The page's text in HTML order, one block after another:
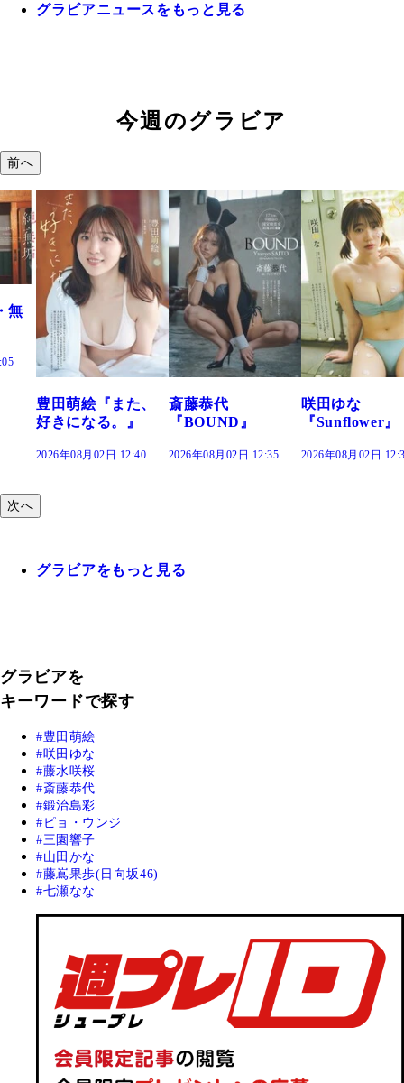
グラビアニュースをもっと見る
今週のグラビア
前へ
斎藤恭代
『BOUND』
2026年08月02日 12:35
咲田ゆな
『Sunflower』
2026年08月02日 12:30
藤水咲桜『花
だまり』
2026年08月02日
次へ
グラビアをもっと見る
グラビアを
キーワードで探す
豊田萌絵
咲田ゆな
藤水咲桜
斎藤恭代
鍛治島彩
ピョ・ウンジ
三園響子
山田かな
藤嶌果歩(日向坂46)
七瀬なな